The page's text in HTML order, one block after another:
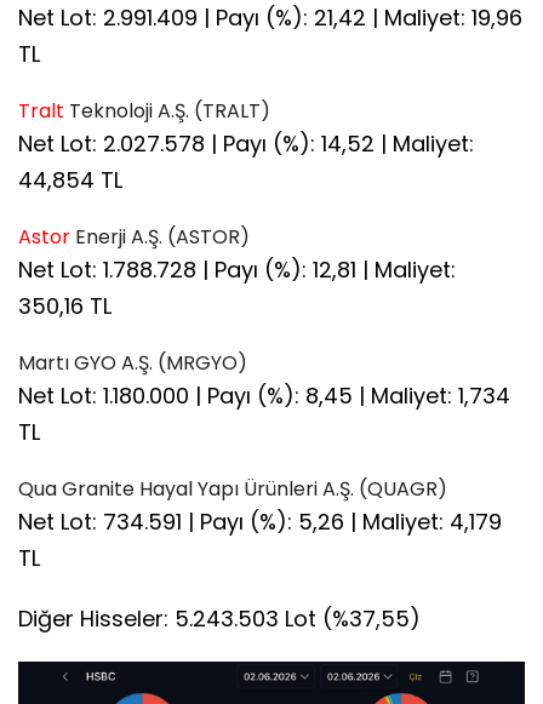
Net Lot: 2.991.409 | Payı (%): 21,42 | Maliyet: 19,96
TL
Tralt Teknoloji A.Ş. (TRALT)
Net Lot: 2.027.578 | Payı (%): 14,52 | Maliyet:
44,854 TL
Astor Enerji A.Ş. (ASTOR)
Net Lot: 1.788.728 | Payı (%): 12,81 | Maliyet:
350,16 TL
Martı GYO A.Ş. (MRGYO)
Net Lot: 1.180.000 | Payı (%): 8,45 | Maliyet: 1,734
TL
Qua Granite Hayal Yapı Ürünleri A.Ş. (QUAGR)
Net Lot: 734.591 | Payı (%): 5,26 | Maliyet: 4,179
TL
Diğer Hisseler: 5.243.503 Lot (%37,55)